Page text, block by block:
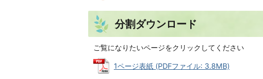
分割ダウンロード
ご覧になりたいページをクリックしてください
1ページ表紙 (PDFファイル: 3.8MB)